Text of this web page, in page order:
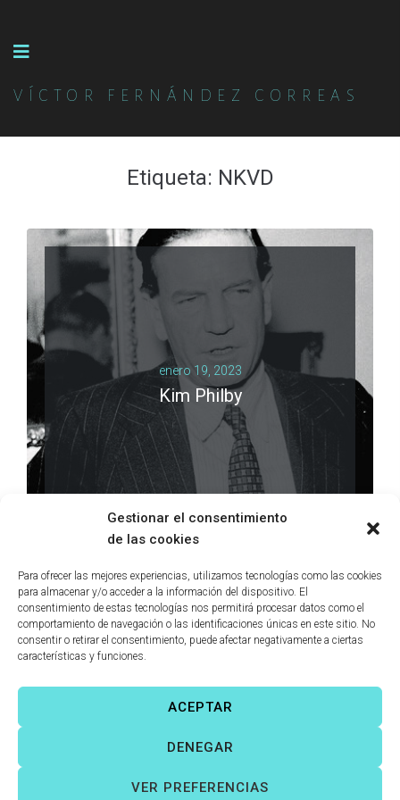
Gestionar el consentimiento
de las cookies
Para ofrecer las mejores experiencias, utilizamos tecnologías como las cookies
para almacenar y/o acceder a la información del dispositivo. El
consentimiento de estas tecnologías nos permitirá procesar datos como el
comportamiento de navegación o las identificaciones únicas en este sitio. No
consentir o retirar el consentimiento, puede afectar negativamente a ciertas
características y funciones.
ACEPTAR
DENEGAR
VER PREFERENCIAS
VÍCTOR FERNÁNDEZ CORREAS
Etiqueta: NKVD
enero 19, 2023
Kim Philby
LEER MÁS
0 comments
Víctor Fernández Correas
Todos los derechos reservados. |
|Política de cookies